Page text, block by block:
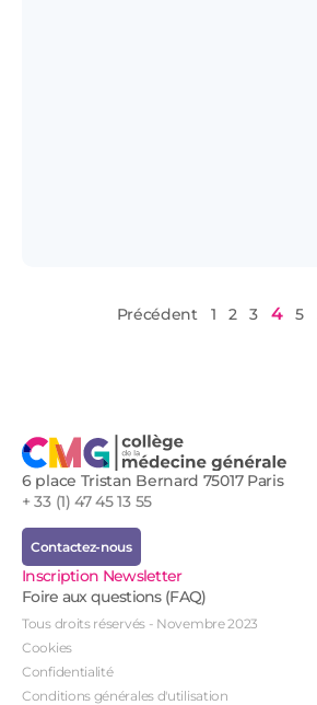
Précédent 1 2 3 4 5
6 place Tristan Bernard 75017 Paris
+ 33 (1) 47 45 13 55
Contactez-nous
Inscription Newsletter
Foire aux questions (FAQ)
Tous droits réservés - Novembre 2023
Cookies
Confidentialité
Conditions générales d'utilisation